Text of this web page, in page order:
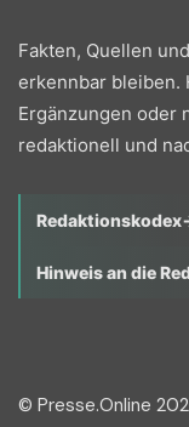
Fakten, Quellen
erkennbar bleiben.
Ergänzungen oder
redaktionell und
Redaktionskodex
Hinweis an die
© Presse.Online